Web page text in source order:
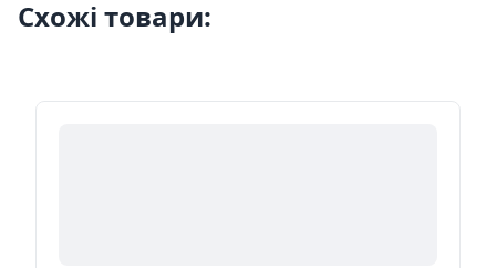
Схожі товари: